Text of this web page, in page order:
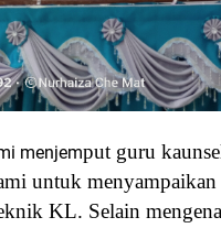
menjemput guru
untuk menyampaikan
KL. Selain